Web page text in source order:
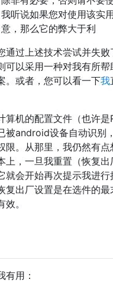
我听说如果您对使用该实
意，那么它的弊大于利
通过上述技术尝试并失
可以采用一种对我有所
。或者，您可以看一下我
算机的配置文件（也许是
被android设备自动识别
限。从那里，我仍然有点
上，一旦我重置（恢复
就会开始再次提示我进
复出厂设置是在选件的
效。
有用：